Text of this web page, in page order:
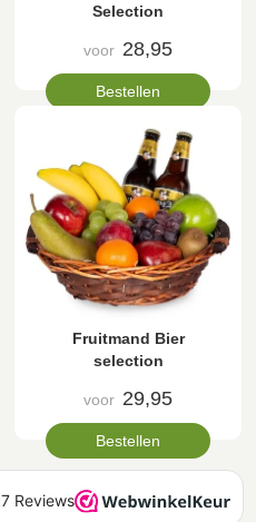
Selection
voor 28,95
Bestellen
Fruitmand Bier
selection
voor 29,95
Bestellen